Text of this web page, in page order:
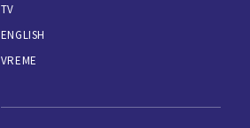
TV
ENGLISH
VREME